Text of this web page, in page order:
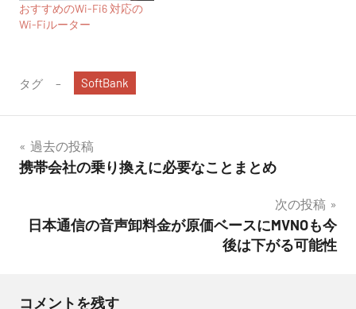
おすすめのWi-Fi6 対応の
Wi-Fiルーター
タグ SoftBank
投
稿
ビ
過去の投稿
携帯会社の乗り換えに必要なことまとめ
次の投稿
日本通信の音声卸料金が原価ベースにMVNOも今
後は下がる可能性
コメントを残す